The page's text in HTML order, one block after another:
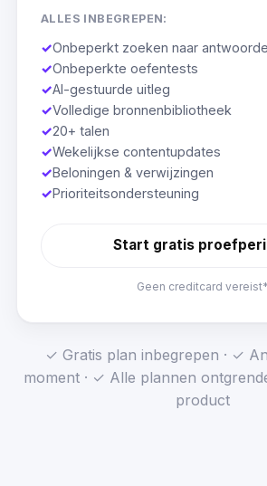
ALLES INBEGREPEN:
✓Onbeperkt zoeken naar
✓Onbeperkte oefentests
✓AI-gestuurde uitleg
✓Volledige bronnenbibliotheek
✓20+ talen
✓Wekelijkse contentupdates
✓Beloningen & verwijzingen
✓Prioriteitsondersteuning
Start gratis
Geen creditcard vereist*
✓ Gratis plan inbegrepen · ✓
moment · ✓ Alle plannen
product